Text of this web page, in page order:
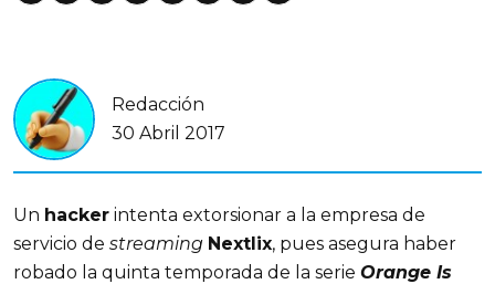
Redacción
30 Abril 2017
Un hacker intenta extorsionar a la empresa de
servicio de streaming Nextlix, pues asegura haber
robado la quinta temporada de la serie Orange Is